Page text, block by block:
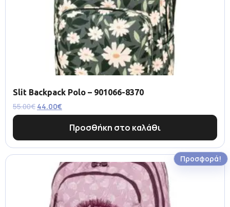
Slit Backpack Polo – 901066-8370
55.00€ 44.00€
Προσθήκη στο καλάθι
Προσφορά!